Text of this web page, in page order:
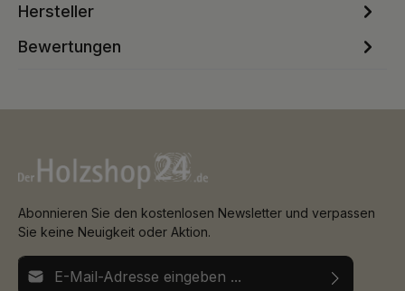
Hersteller
Bewertungen
Abonnieren Sie den kostenlosen Newsletter und verpassen
Sie keine Neuigkeit oder Aktion.
E-Mail-Adresse*